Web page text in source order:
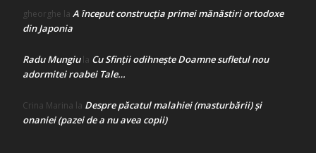
gheorghe la A început construcţia primei mănăstiri ortodoxe
din Japonia
Radu Mungiula Cu Sfinții odihnește Doamne sufletul nou
adormitei roabei Tale…
Crina Marina la Despre păcatul malahiei (masturbării) şi
onaniei (pazei de a nu avea copii)